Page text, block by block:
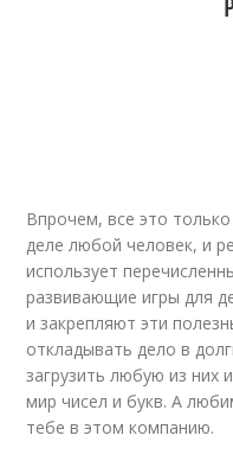
Впрочем, все это
деле любой человек, и
использует
развивающие игры для
и закрепляют эти
откладывать дело в
загрузить любую из них
мир чисел и букв. А
тебе в этом компанию.